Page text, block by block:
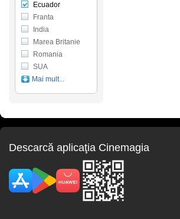
Ecuador
Franta
India
Marea Britanie
Romania
SUA
Mai mult...
Descarcă aplicaţia Cinemagia